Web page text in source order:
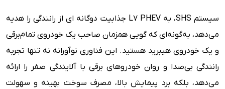
سیستم SHS، به L7 PHEV جذابیت دوگانه ای از رانندگی را هدیه
می‌دهد، به‌گونه‌ای که گویی همزمان صاحب یک خودروی تمام‌برقی
و یک خودروی هیبرید هستید. این فناوری نوآورانه نه تنها تجربه
رانندگی بی‌صدا و روان خودروهای برقی با آلایندگی صفر را ارائه
می‌دهد، بلکه برد پیمایش بالا، مصرف سوخت بهینه و سهولت